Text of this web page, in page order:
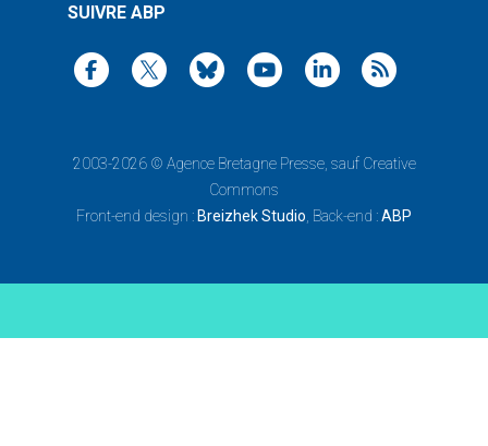
SUIVRE ABP
2003-2026 © Agence Bretagne Presse, sauf Creative
Commons
Front-end design :Breizhek Studio , Back-end :ABP